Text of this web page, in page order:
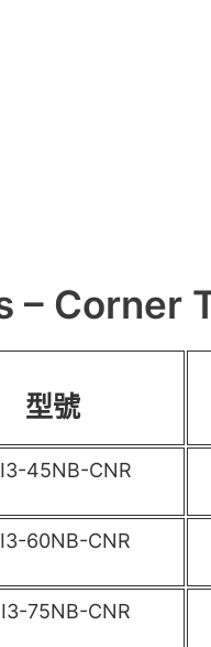
– Corner
型號
45NB-CNR
60NB-CNR
75NB-CNR